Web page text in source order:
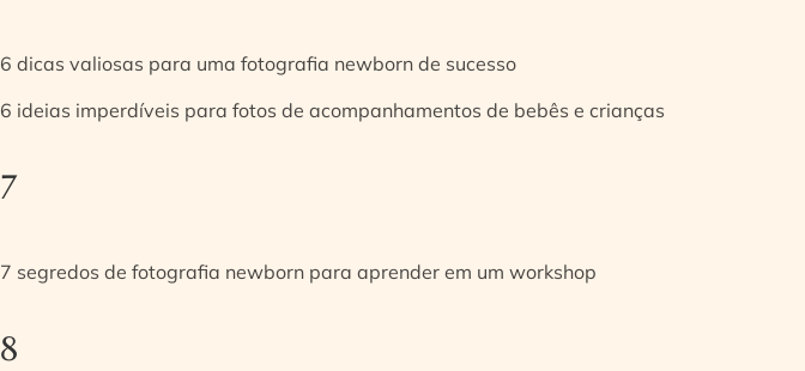
6 dicas valiosas para uma fotografia newborn de sucesso
6 ideias imperdíveis para fotos de acompanhamentos de bebês e crianças
7
7 segredos de fotografia newborn para aprender em um workshop
8